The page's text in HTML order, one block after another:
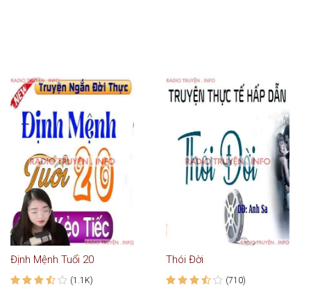
Định Mệnh Tuổi 20
(1.1K)
Thói Đời
(710)